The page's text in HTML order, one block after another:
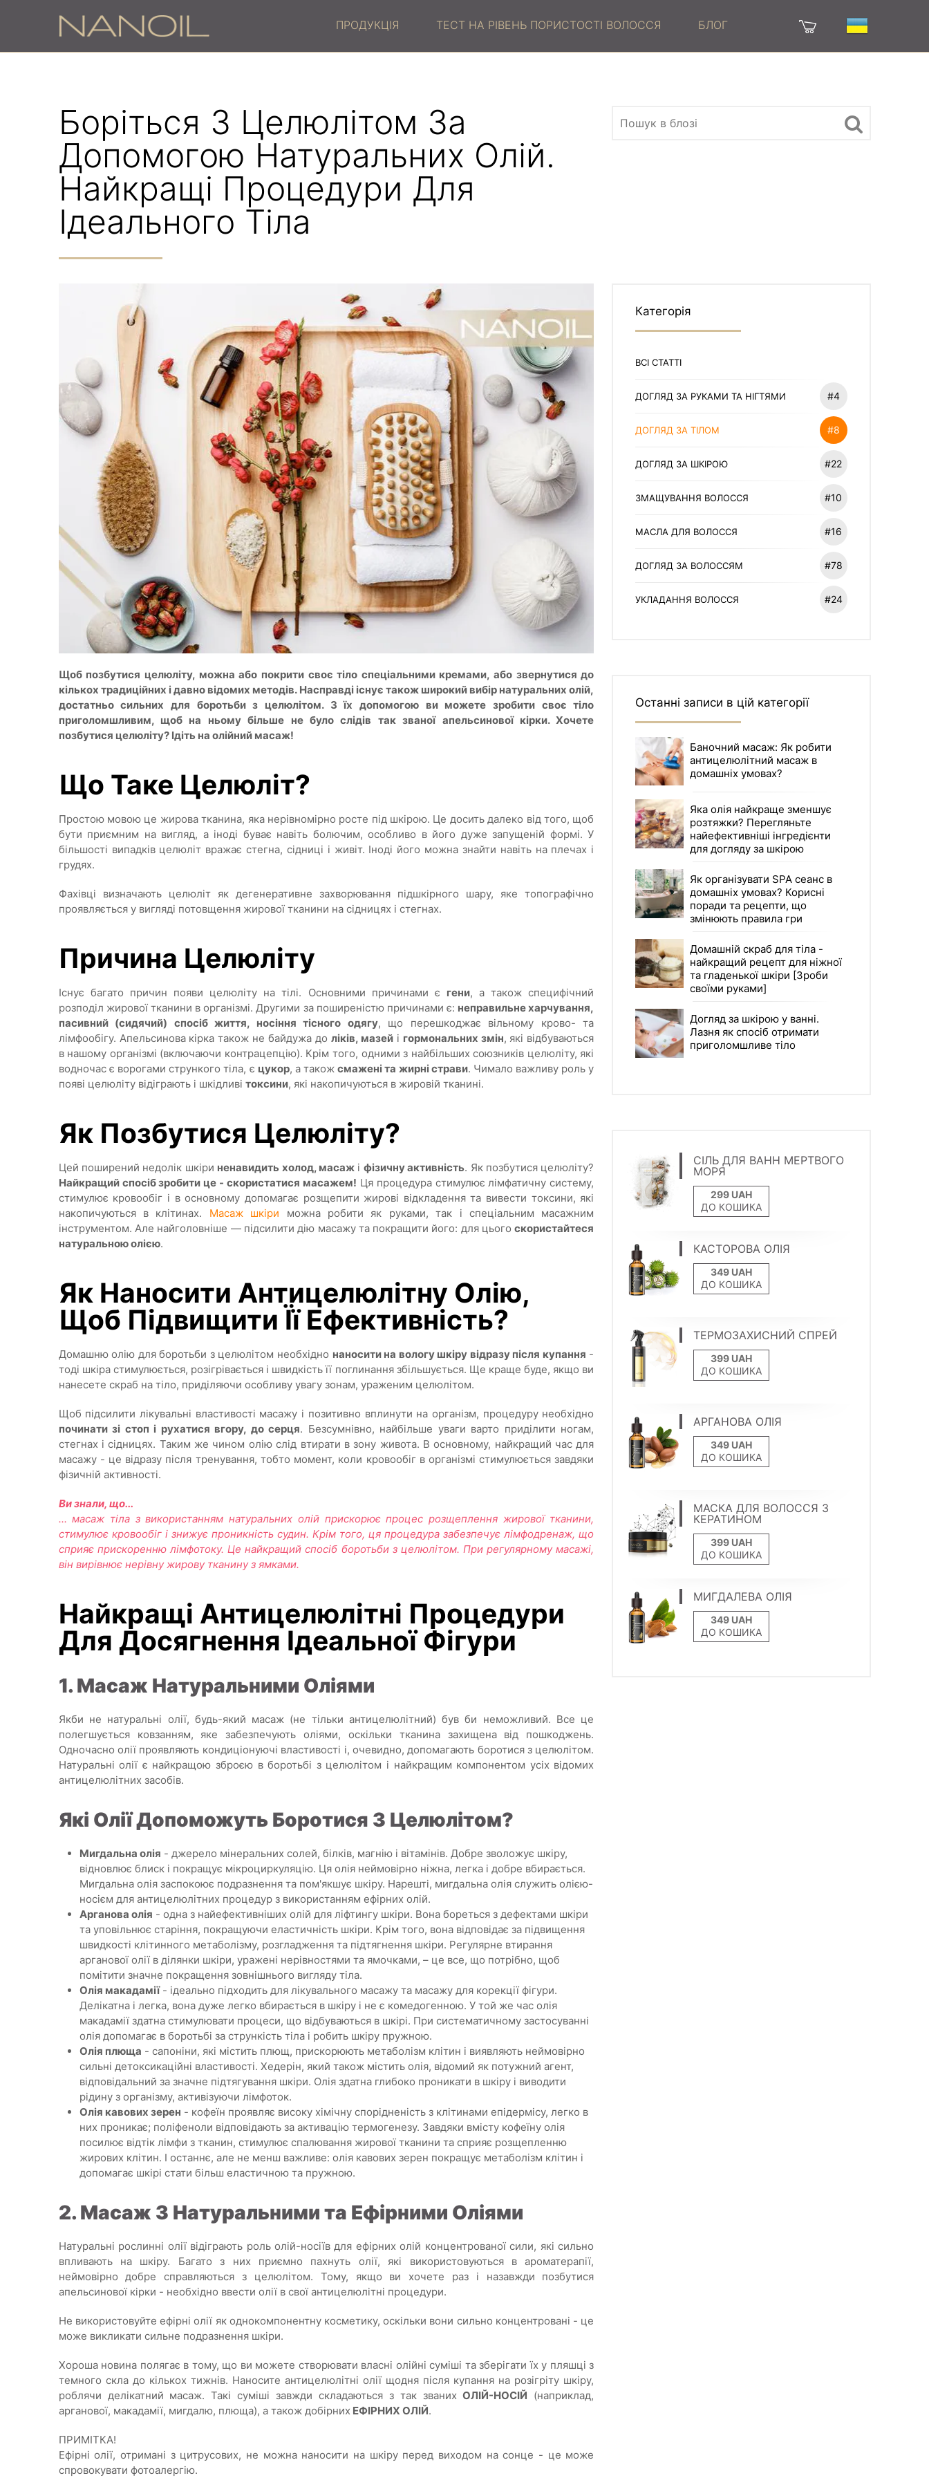
ПРОДУКЦІЯ ТЕСТ НА РІВЕНЬ ПОРИСТОСТІ ВОЛОССЯ БЛОГ
Боріться З Целюлітом За
Допомогою Натуральних Олій.
Найкращі Процедури Для
Ідеального Тіла
Щоб позбутися целюліту, можна або покрити своє тіло спеціальними кремами, або звернутися до
кількох традиційних і давно відомих методів. Насправді існує також широкий вибір натуральних олій,
достатньо сильних для боротьби з целюлітом. З їх допомогою ви можете зробити своє тіло
приголомшливим, щоб на ньому більше не було слідів так званої апельсинової кірки. Хочете
позбутися целюліту? Ідіть на олійний масаж!
Що Таке Целюліт?
Простою мовою це жирова тканина, яка нерівномірно росте під шкірою. Це досить далеко від того, щоб
бути приємним на вигляд, а іноді буває навіть болючим, особливо в його дуже запущеній формі. У
більшості випадків целюліт вражає стегна, сідниці і живіт. Іноді його можна знайти навіть на плечах і
грудях.
Фахівці визначають целюліт як дегенеративне захворювання підшкірного шару, яке топографічно
проявляється у вигляді потовщення жирової тканини на сідницях і стегнах.
Причина Целюліту
Існує багато причин появи целюліту на тілі. Основними причинами є гени, а також специфічний
розподіл жирової тканини в організмі. Другими за поширеністю причинами є: неправильне харчування,
пасивний (сидячий) спосіб життя, носіння тісного одягу, що перешкоджає вільному крово- та
лімфообігу. Апельсинова кірка також не байдужа до ліків, мазейі гормональних змін, які відбуваються
в нашому організмі (включаючи контрацепцію). Крім того, одними з найбільших союзників целюліту, які
водночас є ворогами стрункого тіла, є цукор, а такожсмажені та жирні страви. Чимало важливу роль у
появі целюліту відіграють і шкідливі токсини, які накопичуються в жировій тканині.
Як Позбутися Целюліту?
Цей поширений недолік шкіри ненавидить холод, масаж і фізичну активність. Як позбутися целюліту?
Найкращий спосіб зробити це - скористатися масажем! Ця процедура стимулює лімфатичну систему,
стимулює кровообіг і в основному допомагає розщепити жирові відкладення та вивести токсини, які
накопичуються в клітинах. Масаж шкіри можна робити як руками, так і спеціальним масажним
інструментом. Але найголовніше — підсилити дію масажу та покращити його: для цьогоскористайтеся
натуральною олією.
Як Наносити Антицелюлітну Олію,
Щоб Підвищити Її Ефективність?
Домашню олію для боротьби з целюлітом необхідно наносити на вологу шкіру відразу після купання -
тоді шкіра стимулюється, розігрівається і швидкість її поглинання збільшується. Ще краще буде, якщо ви
нанесете скраб на тіло, приділяючи особливу увагу зонам, ураженим целюлітом.
Щоб підсилити лікувальні властивості масажу і позитивно вплинути на організм, процедуру необхідно
починати зі стоп і рухатися вгору, до серця. Безсумнівно, найбільше уваги варто приділити ногам,
стегнах і сідницях. Таким же чином олію слід втирати в зону живота. В основному, найкращий час для
масажу - це відразу після тренування, тобто момент, коли кровообіг в організмі стимулюється завдяки
фізичній активності.
Ви знали, що...
... масаж тіла з використанням натуральних олій прискорює процес розщеплення жирової тканини,
стимулює кровообіг і знижує проникність судин. Крім того, ця процедура забезпечує лімфодренаж, що
сприяє прискоренню лімфотоку. Це найкращий спосіб боротьби з целюлітом. При регулярному масажі,
він вирівнює нерівну жирову тканину з ямками.
Найкращі Антицелюлітні Процедури
Для Досягнення Ідеальної Фігури
1. Масаж Натуральними Оліями
Якби не натуральні олії, будь-який масаж (не тільки антицелюлітний) був би неможливий. Все це
полегшується ковзанням, яке забезпечують оліями, оскільки тканина захищена від пошкоджень.
Одночасно олії проявляють кондиціонуючі властивості і, очевидно, допомагають боротися з целюлітом.
Натуральні олії є найкращою зброєю в боротьбі з целюлітом і найкращим компонентом усіх відомих
антицелюлітних засобів.
Які Олії Допоможуть Боротися З Целюлітом?
Мигдальна олія - джерело мінеральних солей, білків, магнію і вітамінів. Добре зволожує шкіру,
відновлює блиск і покращує мікроциркуляцію. Ця олія неймовірно ніжна, легка і добре вбирається.
Мигдальна олія заспокоює подразнення та пом'якшує шкіру. Нарешті, мигдальна олія служить олією-
носієм для антицелюлітних процедур з використанням ефірних олій.
Арганова олія - одна з найефективніших олій для ліфтингу шкіри. Вона бореться з дефектами шкіри
та уповільнює старіння, покращуючи еластичність шкіри. Крім того, вона відповідає за підвищення
швидкості клітинного метаболізму, розгладження та підтягнення шкіри. Регулярне втирання
арганової олії в ділянки шкіри, уражені нерівностями та ямочками, – це все, що потрібно, щоб
помітити значне покращення зовнішнього вигляду тіла.
Олія макадамії- ідеально підходить для лікувального масажу та масажу для корекції фігури.
Делікатна і легка, вона дуже легко вбирається в шкіру і не є комедогенною. У той же час олія
макадамії здатна стимулювати процеси, що відбуваються в шкірі. При систематичному застосуванні
олія допомагає в боротьбі за стрункість тіла і робить шкіру пружною.
Олія плюща - сапоніни, які містить плющ, прискорюють метаболізм клітин і виявляють неймовірно
сильні детоксикаційні властивості. Хедерін, який також містить олія, відомий як потужний агент,
відповідальний за значне підтягування шкіри. Олія здатна глибоко проникати в шкіру і виводити
рідину з організму, активізуючи лімфоток.
Олія кавових зерен - кофеїн проявляє високу хімічну спорідненість з клітинами епідермісу, легко в
них проникає; поліфеноли відповідають за активацію термогенезу. Завдяки вмісту кофеїну олія
посилює відтік лімфи з тканин, стимулює спалювання жирової тканини та сприяє розщепленню
жирових клітин. І останнє, але не менш важливе: олія кавових зерен покращує метаболізм клітин і
допомагає шкірі стати більш еластичною та пружною.
2. Масаж З Натуральними та Ефірними Оліями
Натуральні рослинні олії відіграють роль олій-носіїв для ефірних олій концентрованої сили, які сильно
впливають на шкіру. Багато з них приємно пахнуть олії, які використовуються в ароматерапії,
неймовірно добре справляються з целюлітом. Тому, якщо ви хочете раз і назавжди позбутися
апельсинової кірки - необхідно ввести олії в свої антицелюлітні процедури.
Не використовуйте ефірні олії як однокомпонентну косметику, оскільки вони сильно концентровані - це
може викликати сильне подразнення шкіри.
Хороша новина полягає в тому, що ви можете створювати власні олійні суміші та зберігати їх у пляшці з
темного скла до кількох тижнів. Наносите антицелюлітні олії щодня після купання на розігріту шкіру,
роблячи делікатний масаж. Такі суміші завжди складаються з так званихОЛІЙ-НОСІЙ (наприклад,
арганової, макадамії, мигдалю, плюща), а також добірних ЕФІРНИХ ОЛІЙ.
ПРИМІТКА!
Ефірні олії, отримані з цитрусових, не можна наносити на шкіру перед виходом на сонце - це може
спровокувати фотоалергію.
Категорія
ВСІ СТАТТІ
ДОГЛЯД ЗА РУКАМИ ТА НІГТЯМИ #4
ДОГЛЯД ЗА ТІЛОМ #8
ДОГЛЯД ЗА ШКІРОЮ #22
ЗМАЩУВАННЯ ВОЛОССЯ #10
МАСЛА ДЛЯ ВОЛОССЯ #16
ДОГЛЯД ЗА ВОЛОССЯМ #78
УКЛАДАННЯ ВОЛОССЯ #24
Останні записи в цій категорії
Баночний масаж: Як робити
антицелюлітний масаж в
домашніх умовах?
Яка олія найкраще зменшує
розтяжки? Перегляньте
найефективніші інгредієнти
для догляду за шкірою
Як організувати SPA сеанс в
домашніх умовах? Корисні
поради та рецепти, що
змінюють правила гри
Домашній скраб для тіла -
найкращий рецепт для ніжної
та гладенької шкіри [Зроби
своїми руками]
Догляд за шкірою у ванні.
Лазня як спосіб отримати
приголомшливе тіло
СІЛЬ ДЛЯ ВАНН МЕРТВОГО
МОРЯ
ДО КОШИКА
КАСТОРОВА ОЛІЯ
ДО КОШИКА
ТЕРМОЗАХИСНИЙ СПРЕЙ
ДО КОШИКА
АРГАНОВА ОЛІЯ
ДО КОШИКА
МАСКА ДЛЯ ВОЛОССЯ З
КЕРАТИНОМ
ДО КОШИКА
МИГДАЛЕВА ОЛІЯ
ДО КОШИКА